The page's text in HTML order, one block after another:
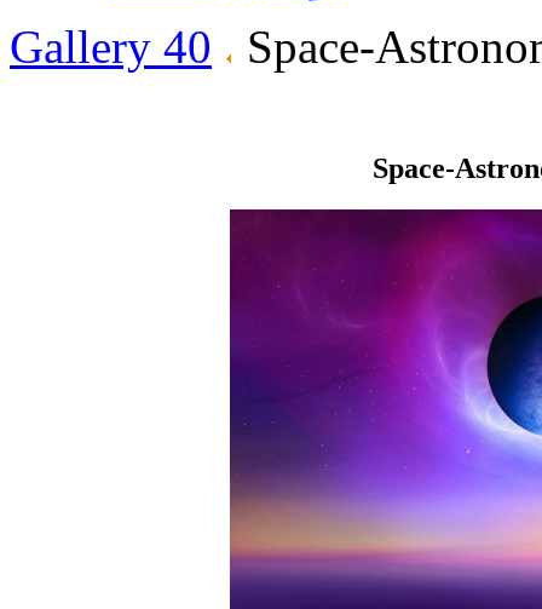
Gallery 40
Space-
Space-